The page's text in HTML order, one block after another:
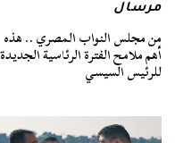
مرسال
من مجلس النواب المصري .. هذه
أهم ملامح الفترة الرئاسية الجديدة
للرئيس السيسي